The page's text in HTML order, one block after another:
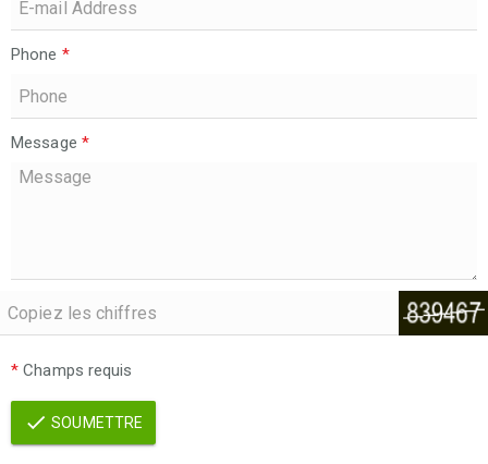
Phone *
Message *
* Champs requis
SOUMETTRE